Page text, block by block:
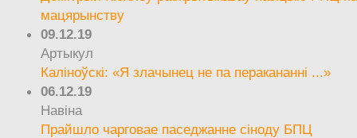
мацярынству
09.12.19
Артыкул
Каліноўскі: «Я злачынец не па перакананні ...»
06.12.19
Навіна
Прайшло чарговае паседжанне сіноду БПЦ